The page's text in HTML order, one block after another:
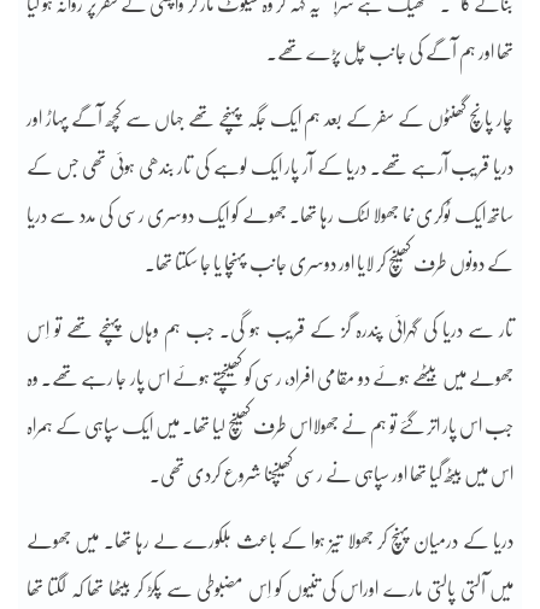
بنائے گا‘‘۔’’ ٹھیک ہے سر!‘‘ یہ کہہ کر وہ سیلوٹ مار کر واپسی کے سفر پر روانہ ہو گیا
تھا اور ہم آگے کی جانب چل پڑے تھے۔
چار پانچ گھنٹوں کے سفر کے بعد ہم ایک جگہ پہنچے تھے جہاں سے کچھ آگے پہاڑ اور
دریا قریب آرہے تھے۔ دریا کے آر پار ایک لوہے کی تار بندھی ہوئی تھی جس کے
ساتھ ایک ٹوکری نما جھولا لٹک رہا تھا۔ جھولے کو ایک دوسری رسی کی مدد سے دریا
کے دونوں طرف کھینچ کر لایا اور دوسری جانب پہنچا یا جا سکتا تھا۔
تار سے دریا کی گہرائی پندرہ گز کے قریب ہو گی۔ جب ہم وہاں پہنچے تھے تو اِس
جھولے میں بیٹھے ہوئے دو مقامی افراد، رسی کو کھینچتے ہوئے اس پار جا رہے تھے۔ وہ
جب اس پار اتر گئے تو ہم نے جھولااس طرف کھینچ لیا تھا۔ میں ایک سپاہی کے ہمراہ
اس میں بیٹھ گیا تھا اور سپاہی نے رسی کھینچنا شروع کردی تھی۔
دریا کے درمیان پہنچ کر جھولا تیز ہوا کے باعث ہلکورے لے رہا تھا۔ میں جھولے
میں آلتی پالتی مارے اوراس کی تنیوں کو اِس مضبوطی سے پکڑ کر بیٹھا تھا کہ لگتا تھا